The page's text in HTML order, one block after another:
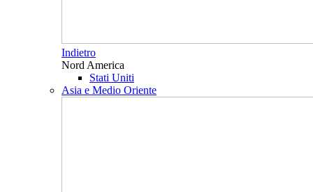
Indietro
Nord America
Stati Uniti
Asia e Medio Oriente